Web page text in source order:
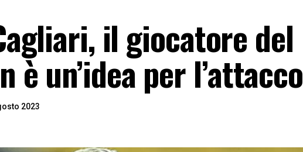
il giocatore del
è un’idea per l’attacco
2023